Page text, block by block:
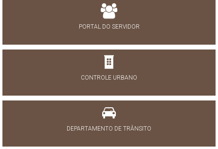
PORTAL DO SERVIDOR
CONTROLE URBANO
DEPARTAMENTO DE TRÂNSITO